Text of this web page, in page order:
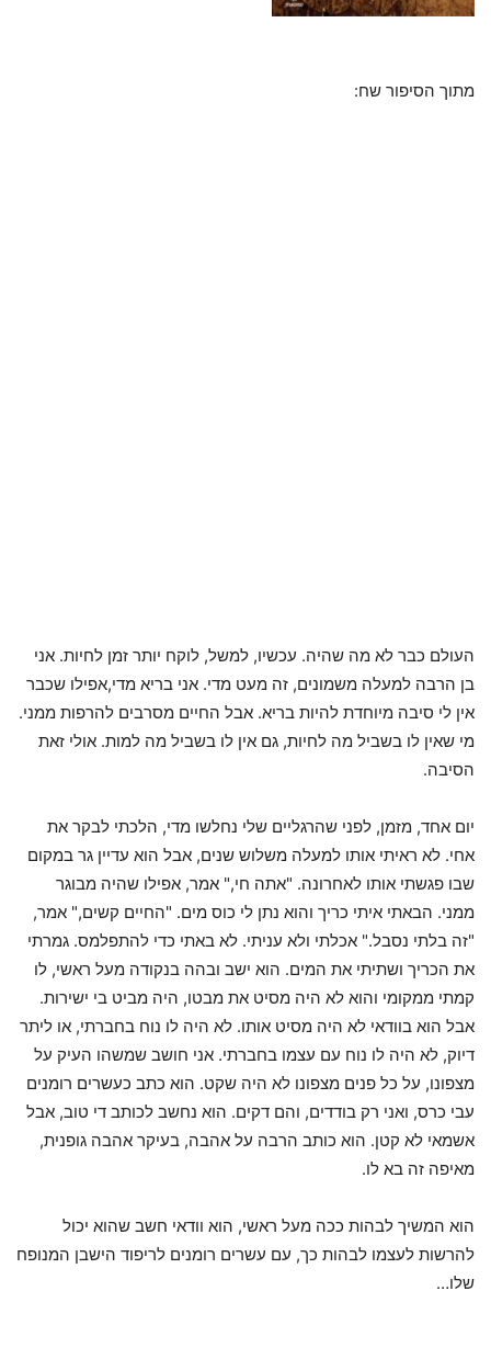
מתוך הסיפור שח:
העולם כבר לא מה שהיה. עכשיו, למשל, לוקח יותר זמן לחיות. אני
בן הרבה למעלה משמונים, זה מעט מדי. אני בריא מדי,אפילו שכבר
אין לי סיבה מיוחדת להיות בריא. אבל החיים מסרבים להרפות ממני.
מי שאין לו בשביל מה לחיות, גם אין לו בשביל מה למות. אולי זאת
הסיבה.
יום אחד, מזמן, לפני שהרגליים שלי נחלשו מדי, הלכתי לבקר את
אחי. לא ראיתי אותו למעלה משלוש שנים, אבל הוא עדיין גר במקום
שבו פגשתי אותו לאחרונה. "אתה חי," אמר, אפילו שהיה מבוגר
ממני. הבאתי איתי כריך והוא נתן לי כוס מים. "החיים קשים," אמר,
"זה בלתי נסבל." אכלתי ולא עניתי. לא באתי כדי להתפלמס. גמרתי
את הכריך ושתיתי את המים. הוא ישב ובהה בנקודה מעל ראשי, לו
קמתי ממקומי והוא לא היה מסיט את מבטו, היה מביט בי ישירות.
אבל הוא בוודאי לא היה מסיט אותו. לא היה לו נוח בחברתי, או ליתר
דיוק, לא היה לו נוח עם עצמו בחברתי. אני חושב שמשהו העיק על
מצפונו, על כל פנים מצפונו לא היה שקט. הוא כתב כעשרים רומנים
עבי כרס, ואני רק בודדים, והם דקים. הוא נחשב לכותב די טוב, אבל
אשמאי לא קטן. הוא כותב הרבה על אהבה, בעיקר אהבה גופנית,
מאיפה זה בא לו.
הוא המשיך לבהות ככה מעל ראשי, הוא וודאי חשב שהוא יכול
להרשות לעצמו לבהות כך, עם עשרים רומנים לריפוד הישבן המנופח
שלו…